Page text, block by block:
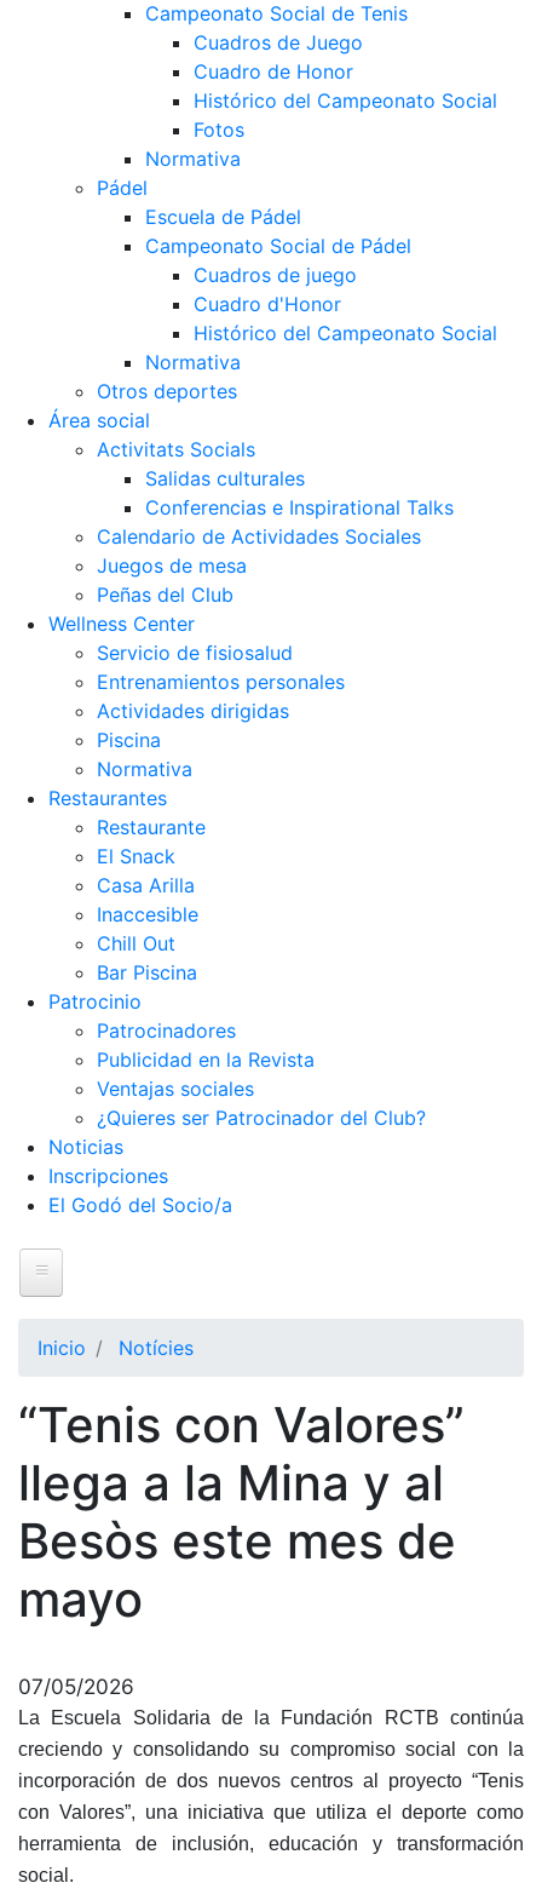
Campeonato Social de Tenis
Cuadros de Juego
Cuadro de Honor
Histórico del Campeonato Social
Fotos
Normativa
Pádel
Escuela de Pádel
Campeonato Social de Pádel
Cuadros de juego
Cuadro d'Honor
Histórico del Campeonato Social
Normativa
Otros deportes
Área social
Activitats Socials
Salidas culturales
Conferencias e Inspirational Talks
Calendario de Actividades Sociales
Juegos de mesa
Peñas del Club
Wellness Center
Servicio de fisiosalud
Entrenamientos personales
Actividades dirigidas
Piscina
Normativa
Restaurantes
Restaurante
El Snack
Casa Arilla
Inaccesible
Chill Out
Bar Piscina
Patrocinio
Patrocinadores
Publicidad en la Revista
Ventajas sociales
¿Quieres ser Patrocinador del Club?
Noticias
Inscripciones
El Godó del Socio/a
Historia
historia
Cronología
Presidentes
Organización
directiva
Comisiones
y comités
Estructura
ejecutiva
Fundación
Inicio Notícies
“Tenis con Valores”
llega a la Mina y al
Besòs este mes de
mayo
07/05/2026
La Escuela Solidaria de la Fundación RCTB continúa
creciendo y consolidando su compromiso social con la
incorporación de dos nuevos centros al proyecto “Tenis
con Valores”, una iniciativa que utiliza el deporte como
herramienta de inclusión, educación y transformación
social.